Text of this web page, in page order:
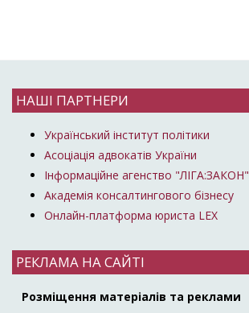
НАШІ ПАРТНЕРИ
Український інститут політики
Асоціація адвокатів України
Інформаційне агенство "ЛІГА:ЗАКОН"
Академія консалтингового бізнесу
Онлайн-платформа юриста LEX
РЕКЛАМА НА САЙТІ
Розміщення матеріалів та реклами